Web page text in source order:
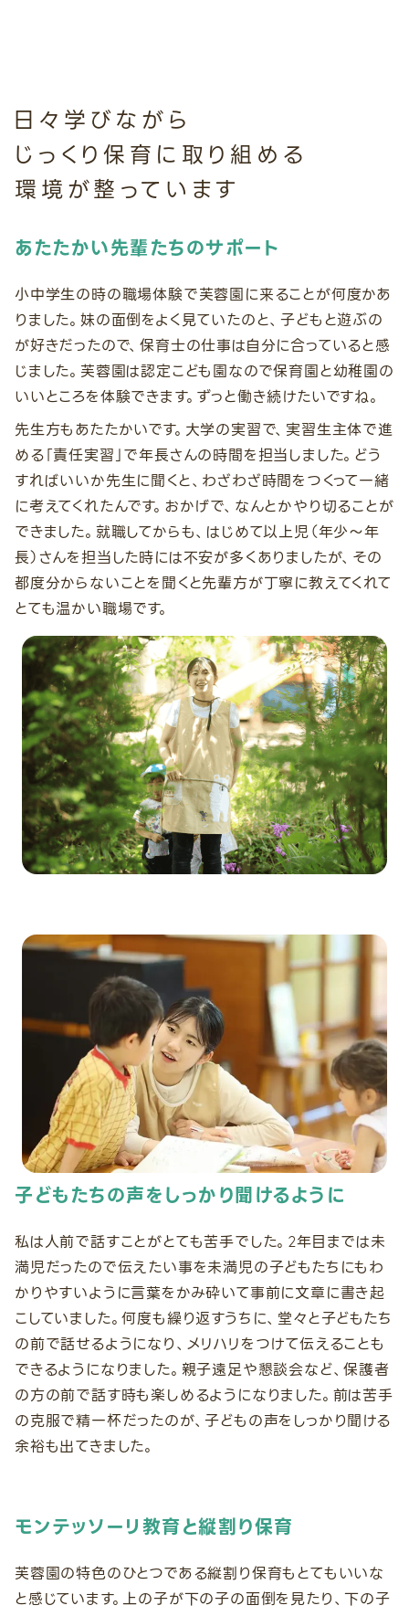
日々学びながら
じっくり保育に取り組める
環境が整っています
あたたかい先輩たちのサポート
小中学生の時の職場体験で芙蓉園に来ることが何度かあ
りました。妹の面倒をよく見ていたのと、子どもと遊ぶの
が好きだったので、保育士の仕事は自分に合っていると感
じました。芙蓉園は認定こども園なので保育園と幼稚園の
いいところを体験できます。ずっと働き続けたいですね。
先生方もあたたかいです。大学の実習で、実習生主体で進
める「責任実習」で年長さんの時間を担当しました。どう
すればいいか先生に聞くと、わざわざ時間をつくって一緒
に考えてくれたんです。おかげで、なんとかやり切ることが
できました。就職してからも、はじめて以上児（年少～年
長）さんを担当した時には不安が多くありましたが、その
都度分からないことを聞くと先輩方が丁寧に教えてくれて
とても温かい職場です。
子どもたちの声をしっかり聞けるように
私は人前で話すことがとても苦手でした。2年目までは未
満児だったので伝えたい事を未満児の子どもたちにもわ
かりやすいように言葉をかみ砕いて事前に文章に書き起
こしていました。何度も繰り返すうちに、堂々と子どもたち
の前で話せるようになり、メリハリをつけて伝えることも
できるようになりました。親子遠足や懇談会など、保護者
の方の前で話す時も楽しめるようになりました。前は苦手
の克服で精一杯だったのが、子どもの声をしっかり聞ける
余裕も出てきました。
モンテッソーリ教育と縦割り保育
芙蓉園の特色のひとつである縦割り保育もとてもいいな
と感じています。上の子が下の子の面倒を見たり、下の子